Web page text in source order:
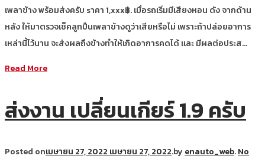
เพลาข้าง พร้อมส่งครับ sาคา 1,xxx฿. เมื่อรถเริ่มมีเสียงหอน ดัง จากด้าน
หลัง ให้มาตรวจเช็คลูกปืนเพลาข้างดูว่าเสียหรือไม่ เพราะถ้าปล่อยอาการ
เหล่านี้ไว้นาน จะส่งผลถึงข้างทำให้เกิดอาการคดได้ และ มีผลต่อประส…
Read More
ส่งงาน เปลี่ยนเกียร์ 1.9 ครับ
Posted onเมษายน 27, 2022เมษายน 27, 2022.byenauto_web.No